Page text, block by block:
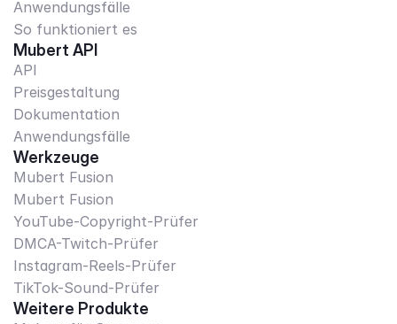
Anwendungsfälle
So funktioniert es
Mubert API
API
Preisgestaltung
Dokumentation
Anwendungsfälle
Werkzeuge
Mubert Fusion
Mubert Fusion
YouTube-Copyright-Prüfer
DMCA-Twitch-Prüfer
Instagram-Reels-Prüfer
TikTok-Sound-Prüfer
Weitere Produkte